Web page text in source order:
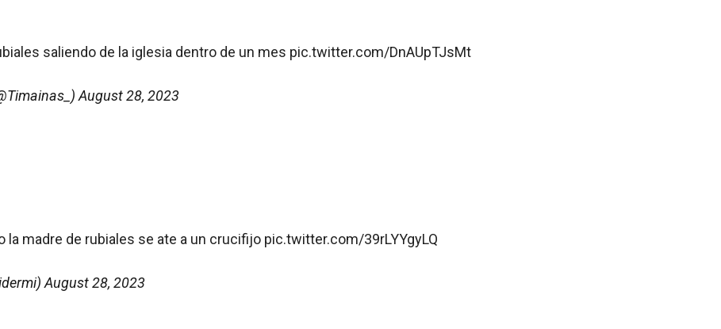
saliendo de la iglesia dentro de un mes pic.twitter.com/DnAUpTJsMt
August 28, 2023
la madre de rubiales se ate a un crucifijo pic.twitter.com/39rLYYgyLQ
August 28, 2023